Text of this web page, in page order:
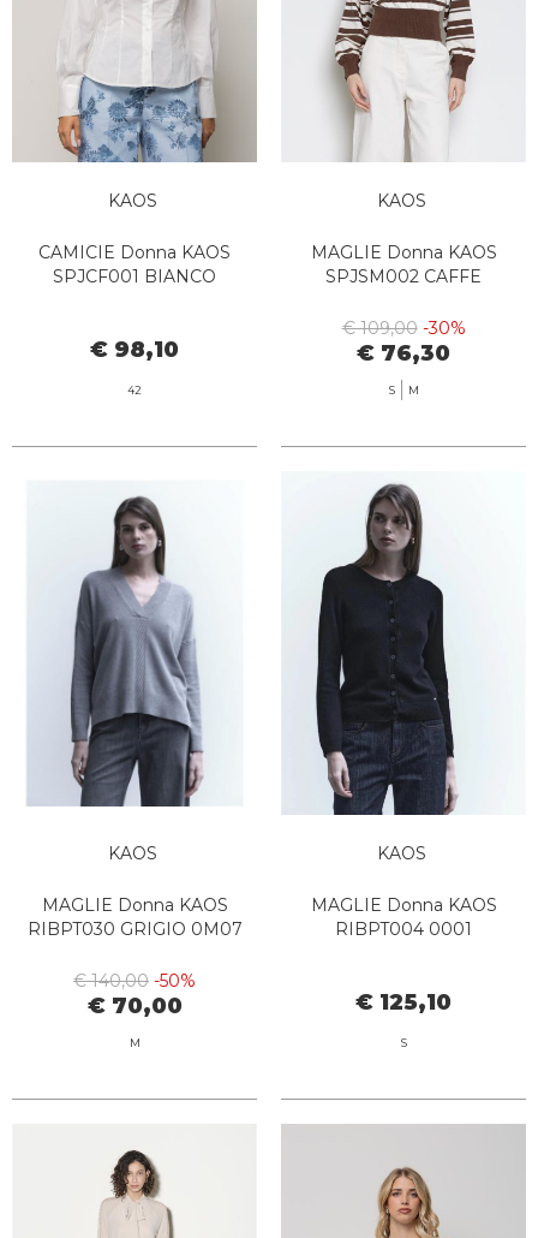
KAOS
CAMICIE Donna KAOS
SPJCF001 BIANCO
€ 98,10
42
KAOS
MAGLIE Donna KAOS
SPJSM002 CAFFE
€ 109,00 -30%
€ 76,30
S M
KAOS
MAGLIE Donna KAOS
RIBPT030 GRIGIO 0M07
€ 140,00 -50%
€ 70,00
M
KAOS
MAGLIE Donna KAOS
RIBPT004 0001
€ 125,10
S